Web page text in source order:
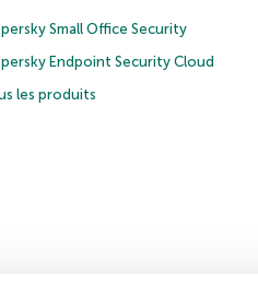
Small Office Security
Endpoint Security Cloud
les produits